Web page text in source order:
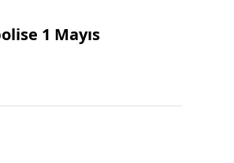
1 Mayıs